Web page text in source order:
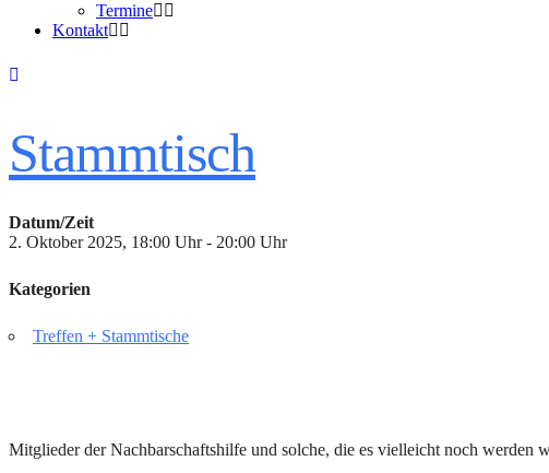
Termine
Kontakt
Stammtisch
Datum/Zeit
2. Oktober 2025, 18:00 Uhr - 20:00 Uhr
Kategorien
Treffen + Stammtische
Mitglieder der Nachbarschaftshilfe und solche, die es vielleicht noch